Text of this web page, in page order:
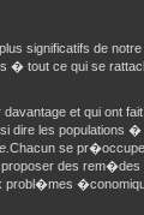
significatifs de
� tout ce qui se
et qui ont
dire les populations �
Chacun se
des rem�des
probl�mes